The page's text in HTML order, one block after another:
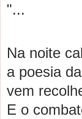
"...
Na noite ca
a poesia da
vem
E o comba